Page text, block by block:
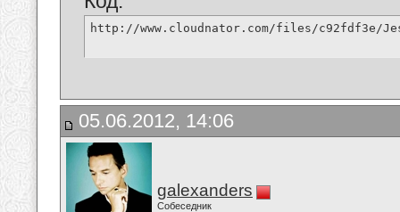
http://www.cloudnator.com/files/c92fdf3e/
05.06.2012, 14:06
galexanders
Собеседник